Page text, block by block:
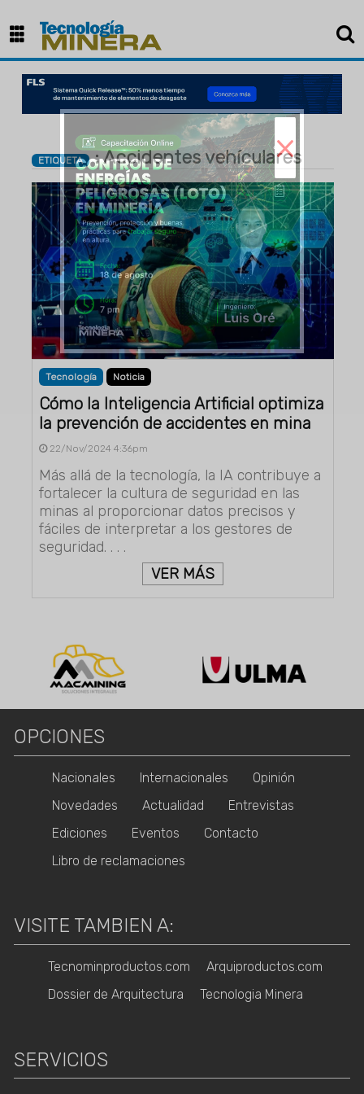
ETIQUETA : Accidentes vehículares
Tecnología Noticia
Cómo la Inteligencia Artificial optimiza
la prevención de accidentes en mina
22/Nov/2024 4:36pm
Más allá de la tecnología, la IA contribuye a
fortalecer la cultura de seguridad en las
minas al proporcionar datos precisos y
fáciles de interpretar a los gestores de
seguridad. . . .
VER MÁS
×
OPCIONES
Nacionales Internacionales
Opinión
Novedades
Actualidad
Entrevistas
Ediciones
Eventos
Contacto
Libro de reclamaciones
VISITE TAMBIEN A:
Tecnominproductos.com
Arquiproductos.com
Dossier de Arquitectura
Tecnologia Minera
SERVICIOS